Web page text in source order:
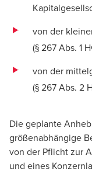
von der
(§ 267 Abs. 1
von der
(§ 267 Abs. 2
Die geplante
größenabhängige
von der Pflicht zur
und eines